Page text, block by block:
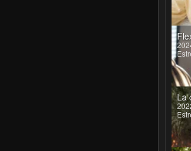
La